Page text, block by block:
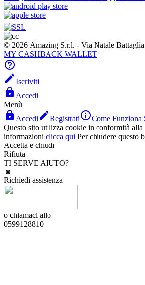
© 2026 Amazing S.r.l. - Via Natale
MY CASHBACK WALLET

Iscriviti
 Accedi
Menù
 Accedi RegistratiCome Funziona
Questo sito utilizza cookie in conformità
informazioni clicca qui Per chiudere questo
Accetta e chiudi
Rifiuta
TI SERVE AIUTO?
Richiedi assistenza
o chiamaci allo
0599128810